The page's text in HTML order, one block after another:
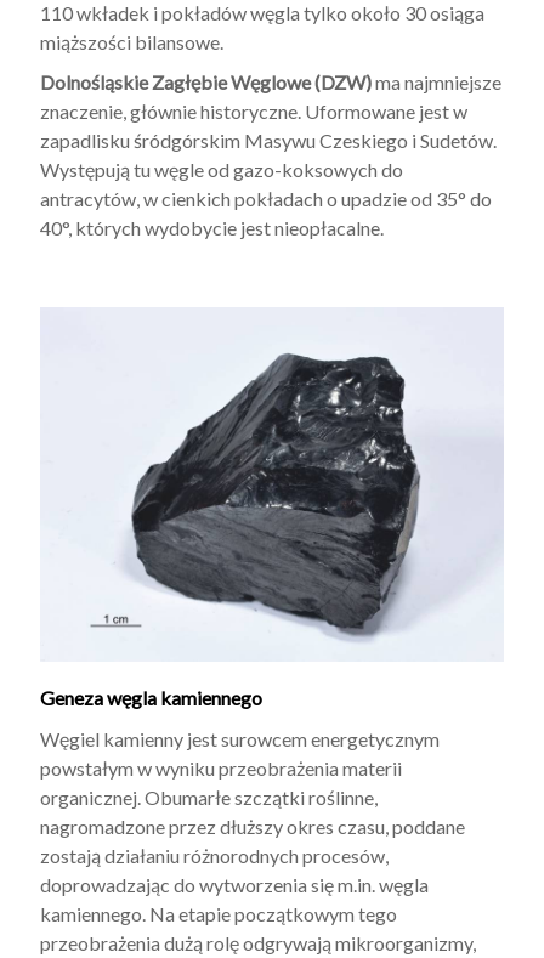
110 wkładek i pokładów węgla tylko około 30 osiąga
miąższości bilansowe.
Dolnośląskie Zagłębie Węglowe (DZW)ma najmniejsze
znaczenie, głównie historyczne. Uformowane jest w
zapadlisku śródgórskim Masywu Czeskiego i Sudetów.
Występują tu węgle od gazo-koksowych do
antracytów, w cienkich pokładach o upadzie od 35° do
40°, których wydobycie jest nieopłacalne.
Geneza węgla kamiennego
Węgiel kamienny jest surowcem energetycznym
powstałym w wyniku przeobrażenia materii
organicznej. Obumarłe szczątki roślinne,
nagromadzone przez dłuższy okres czasu, poddane
zostają działaniu różnorodnych procesów,
doprowadzając do wytworzenia się m.in. węgla
kamiennego. Na etapie początkowym tego
przeobrażenia dużą rolę odgrywają mikroorganizmy,